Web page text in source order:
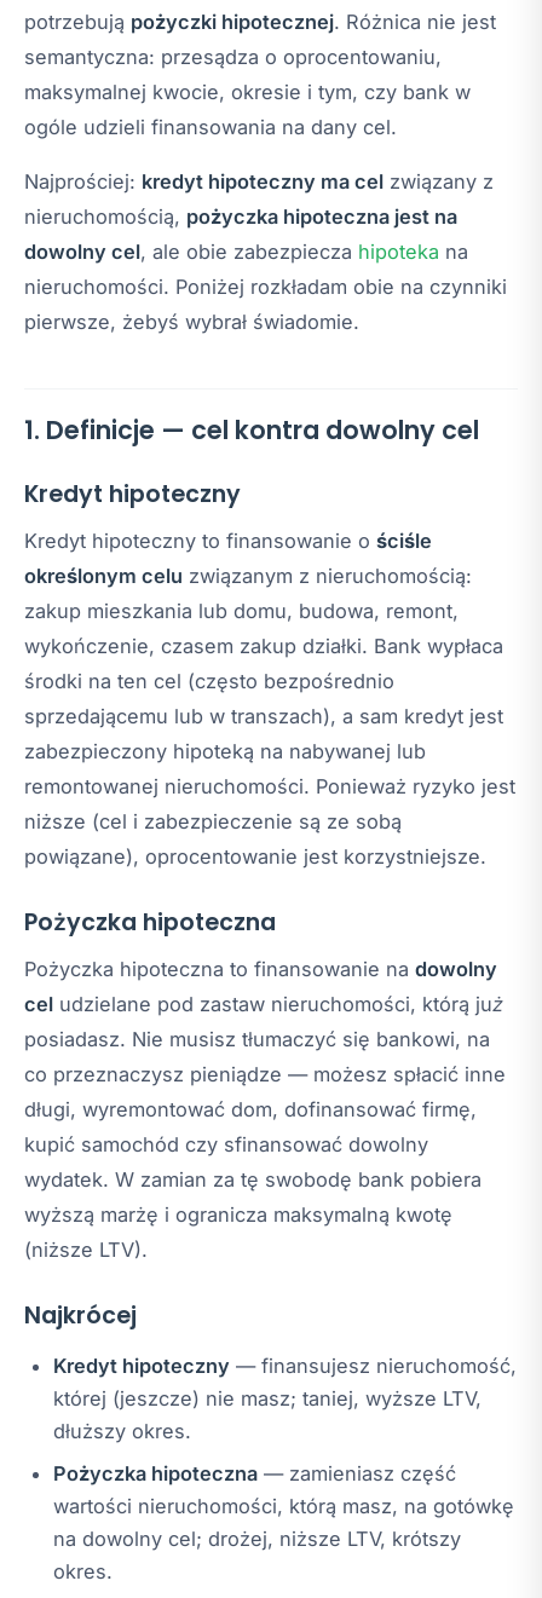
potrzebują pożyczki hipotecznej. Różnica nie jest
semantyczna: przesądza o oprocentowaniu,
maksymalnej kwocie, okresie i tym, czy bank w
ogóle udzieli finansowania na dany cel.
Najprościej: kredyt hipoteczny ma cel związany z
nieruchomością, pożyczka hipoteczna jest na
dowolny cel, ale obie zabezpiecza hipoteka na
nieruchomości. Poniżej rozkładam obie na czynniki
pierwsze, żebyś wybrał świadomie.
1. Definicje — cel kontra dowolny cel
Kredyt hipoteczny
Kredyt hipoteczny to finansowanie o ściśle
określonym celu związanym z nieruchomością:
zakup mieszkania lub domu, budowa, remont,
wykończenie, czasem zakup działki. Bank wypłaca
środki na ten cel (często bezpośrednio
sprzedającemu lub w transzach), a sam kredyt jest
zabezpieczony hipoteką na nabywanej lub
remontowanej nieruchomości. Ponieważ ryzyko jest
niższe (cel i zabezpieczenie są ze sobą
powiązane), oprocentowanie jest korzystniejsze.
Pożyczka hipoteczna
Pożyczka hipoteczna to finansowanie na dowolny
cel udzielane pod zastaw nieruchomości, którą już
posiadasz. Nie musisz tłumaczyć się bankowi, na
co przeznaczysz pieniądze — możesz spłacić inne
długi, wyremontować dom, dofinansować firmę,
kupić samochód czy sfinansować dowolny
wydatek. W zamian za tę swobodę bank pobiera
wyższą marżę i ogranicza maksymalną kwotę
(niższe LTV).
Najkrócej
Kredyt hipoteczny — finansujesz nieruchomość,
której (jeszcze) nie masz; taniej, wyższe LTV,
dłuższy okres.
Pożyczka hipoteczna — zamieniasz część
wartości nieruchomości, którą masz, na gotówkę
na dowolny cel; drożej, niższe LTV, krótszy
okres.